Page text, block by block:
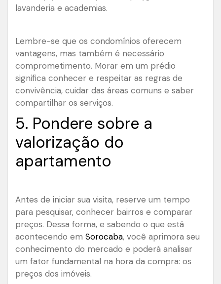
lavanderia e academias.
Lembre-se que os condomínios oferecem
vantagens, mas também é necessário
comprometimento. Morar em um prédio
significa conhecer e respeitar as regras de
convivência, cuidar das áreas comuns e saber
compartilhar os serviços.
5. Pondere sobre a
valorização do
apartamento
Antes de iniciar sua visita, reserve um tempo
para pesquisar, conhecer bairros e comparar
preços. Dessa forma, e sabendo o que está
acontecendo em Sorocaba, você aprimora seu
conhecimento do mercado e poderá analisar
um fator fundamental na hora da compra: os
preços dos imóveis.